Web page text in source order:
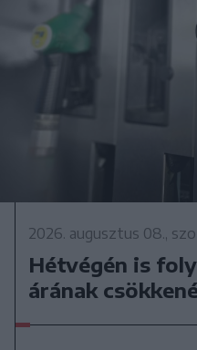
2026. augusztus 08.,
Hétvégén is
árának